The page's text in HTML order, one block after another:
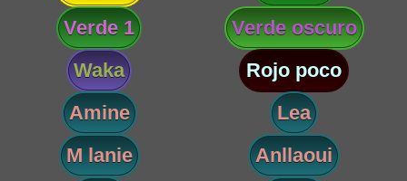
Verde 1
Verde oscuro
Waka
Rojo poco
Amine
Lea
M lanie
Anllaoui